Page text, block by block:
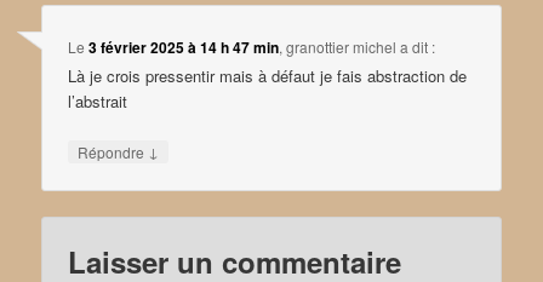
Le3 février 2025 à 14 h 47 min,granottier michel a dit :
Là je crois pressentir mais à défaut je fais abstraction de
l’abstrait
Répondre ↓
Laisser un commentaire